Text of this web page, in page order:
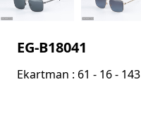
EG-B18041
Ekartman : 61 - 16 - 143